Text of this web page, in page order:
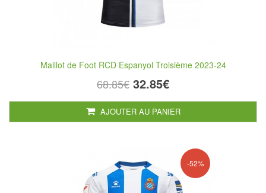
Maillot de Foot RCD Espanyol Troisième 2023-24
68.85€ 32.85€
AJOUTER AU PANIER
-52%